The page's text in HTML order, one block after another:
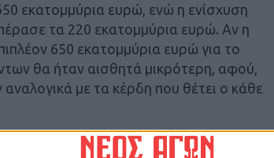
εκατομμύρια ευρώ, ενώ η ενίσχυση
τα 220 εκατομμύρια ευρώ. Αν η
650 εκατομμύρια ευρώ για το
θα ήταν αισθητά μικρότερη, αφού,
με τα κέρδη που θέτει ο κάθε
μάρκετ, καθώς όταν το ποσοστό